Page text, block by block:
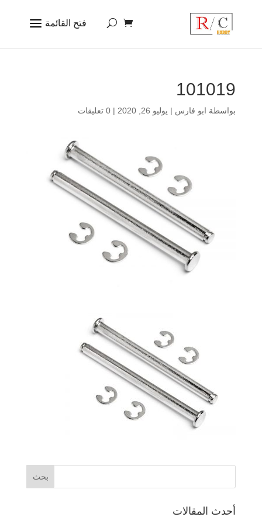
101019
بواسطة ابو فارس | يوليو 26, 2020 | 0 تعليقات
أحدث المقالات